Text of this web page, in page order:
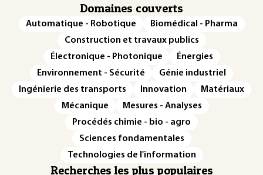
Domaines couverts
Automatique - Robotique
Biomédical - Pharma
Construction et travaux publics
Électronique - Photonique
Énergies
Environnement - Sécurité
Génie industriel
Ingénierie des transports
Innovation
Matériaux
Mécanique
Mesures - Analyses
Procédés chimie - bio - agro
Sciences fondamentales
Technologies de l'information
Recherches les plus populaires